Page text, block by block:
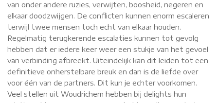
van onder andere ruzies, verwijten, boosheid, negeren en
elkaar doodzwijgen. De conflicten kunnen enorm escaleren
terwijl twee mensen toch echt van elkaar houden.
Regelmatig terugkerende escalaties kunnen tot gevolg
hebben dat er iedere keer weer een stukje van het gevoel
van verbinding afbreekt. Uiteindelijk kan dit leiden tot een
definitieve onherstelbare breuk en dan is de liefde over
voor één van de partners. Dit kun je echter voorkomen.
Veel stellen uit Woudrichem hebben bij delights hun